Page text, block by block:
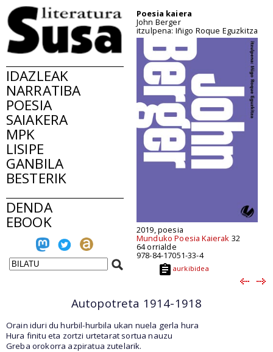
IDAZLEAK
NARRATIBA
POESIA
SAIAKERA
MPK
LISIPE
GANBILA
BESTERIK
DENDA
EBOOK
Poesia kaiera
John Berger
itzulpena: Iñigo Roque Eguzkitza
2019, poesia
Munduko Poesia Kaierak 32
64 orrialde
978-84-17051-33-4
aurkibidea
Autopotreta 1914-1918
Orain iduri du hurbil-hurbila ukan nuela gerla hura
Hura finitu eta zortzi urtetarat sortua nauzu
Greba orokorra azpiratua zutelarik.